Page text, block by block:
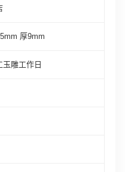
厚9mm
雕工作日